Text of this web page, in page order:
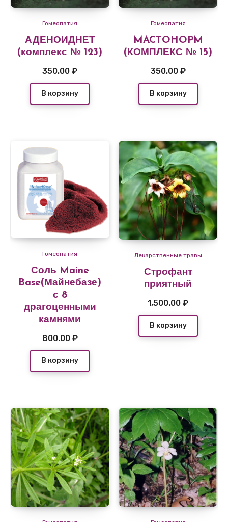
Гомеопатия
АДЕНОИДНЕТ
(комплекс № 123)
350.00₽
В корзину
Гомеопатия
MACTOHOPM
(КОМПЛЕКС № 15)
350.00 ₽
В корзину
Гомеопатия
Соль Maine
Base(Майнебазе)
с 8
драгоценными
камнями
800.00 ₽
В корзину
Лекарственные травы
Строфант
приятный
1,500.00₽
В корзину